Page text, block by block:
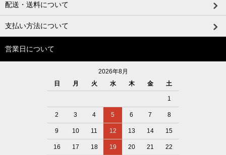
配送・送料について
支払い方法について
営業日について
2026年8月
日
月 火 水 木 金 土
1
2 3 4 5 6 7 8
9 10 11 12 13 14 15
16 17 18 19 20 21 22